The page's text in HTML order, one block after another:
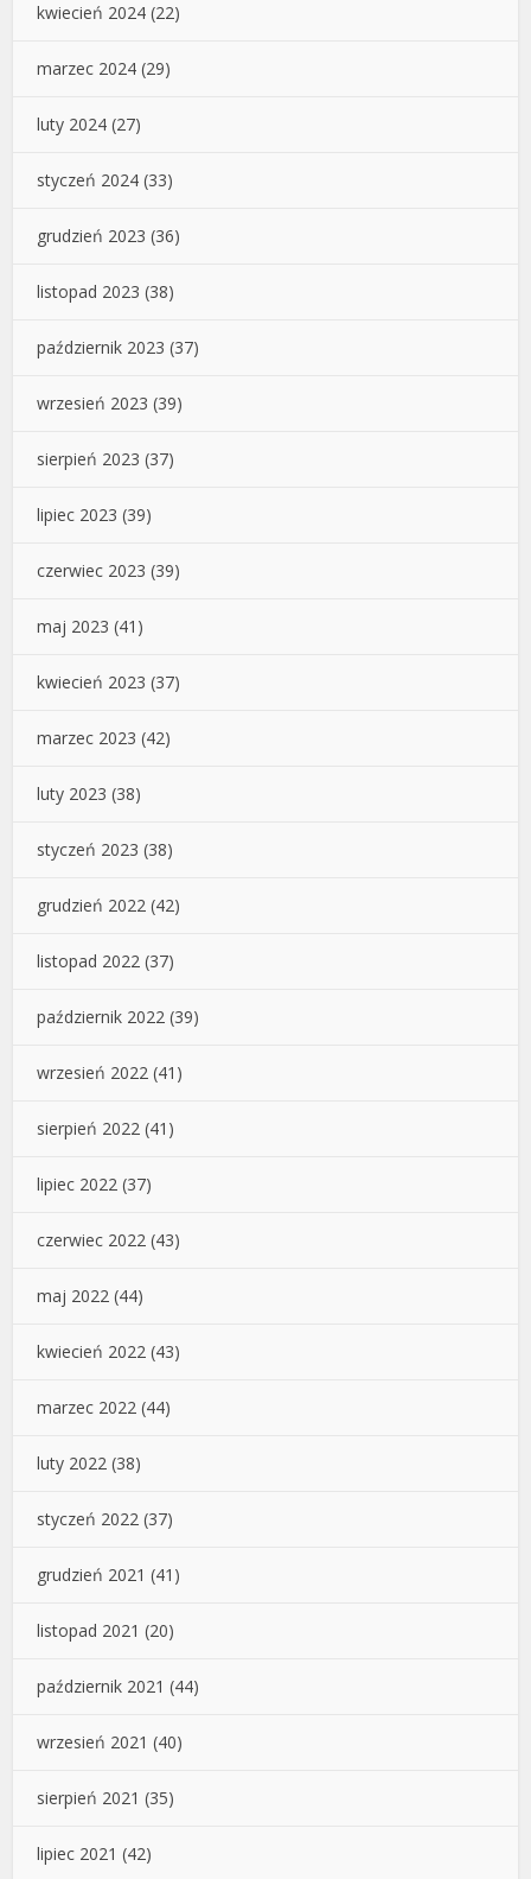
kwiecień 2024 (22)
marzec 2024 (29)
luty 2024 (27)
styczeń 2024 (33)
grudzień 2023 (36)
listopad 2023 (38)
październik 2023 (37)
wrzesień 2023 (39)
sierpień 2023 (37)
lipiec 2023 (39)
czerwiec 2023 (39)
maj 2023 (41)
kwiecień 2023 (37)
marzec 2023 (42)
luty 2023 (38)
styczeń 2023 (38)
grudzień 2022 (42)
listopad 2022 (37)
październik 2022 (39)
wrzesień 2022 (41)
sierpień 2022 (41)
lipiec 2022 (37)
czerwiec 2022 (43)
maj 2022 (44)
kwiecień 2022 (43)
marzec 2022 (44)
luty 2022 (38)
styczeń 2022 (37)
grudzień 2021 (41)
listopad 2021 (20)
październik 2021 (44)
wrzesień 2021 (40)
sierpień 2021 (35)
lipiec 2021 (42)